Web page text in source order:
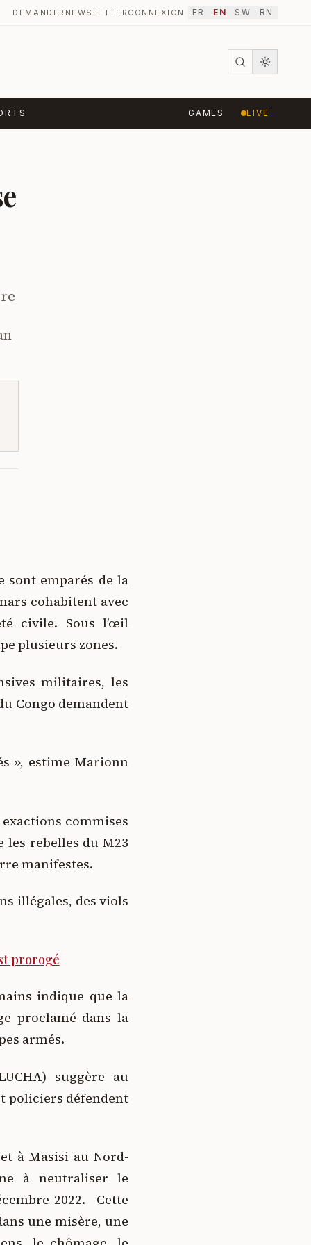
DEMANDER NEWSLETTER CONNEXION · FR EN SW RN
GAMES LIVE
sont emparés de la
cohabitent avec
civile. Sous l’œil
plusieurs zones.
militaires, les
Congo demandent
», estime Marionn
commises
les rebelles du M23
manifestes.
illégales, des viols
prorogé
indique que la
proclamé dans la
armés.
suggère au
policiers défendent
à Masisi au Nord-
à neutraliser le
2022. Cette
une misère, une